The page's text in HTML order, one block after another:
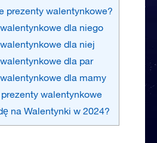
prezenty walentynkowe?
dla niego
dla niej
dla par
dla mamy
walentynkowe
na Walentynki w 2024?